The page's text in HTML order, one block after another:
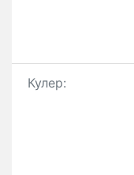
Кулер: